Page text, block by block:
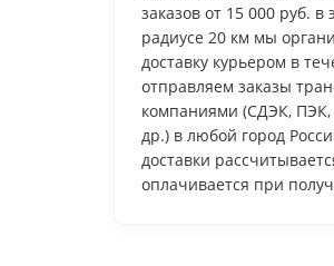
заказов от 15 000 руб. в
радиусе 20 км мы
доставку курьером в
отправляем заказы
компаниями (СДЭК,
др.) в любой город
доставки
оплачивается при